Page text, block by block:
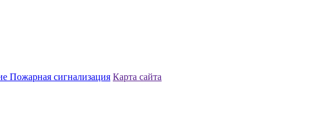
Пожарная сигнализация Карта сайта